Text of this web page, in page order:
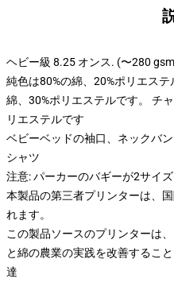
ヘビー級 8.25 オンス. (〜280
純色は80%の綿、20%ポリエス
綿、30%ポリエステルです。 チ
リエステルです
ベビーベッドの袖口、ネックバ
シャツ
注意: パーカーのバギーが2サイ
本製品の第三者プリンターは、
れます。
この製品ソースのプリンターは
と綿の農業の実践を改善するこ
達